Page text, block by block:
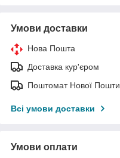
Умови доставки
Нова Пошта
Доставка кур'єром
Поштомат Нової Пошти
Всі умови доставки
Умови оплати